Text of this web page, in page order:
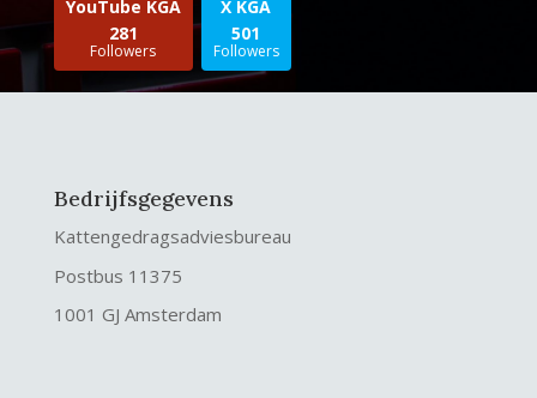
YouTube KGA
281
Followers
X KGA
501
Followers
Bedrijfsgegevens
Kattengedragsadviesbureau
Postbus 11375
1001 GJ Amsterdam